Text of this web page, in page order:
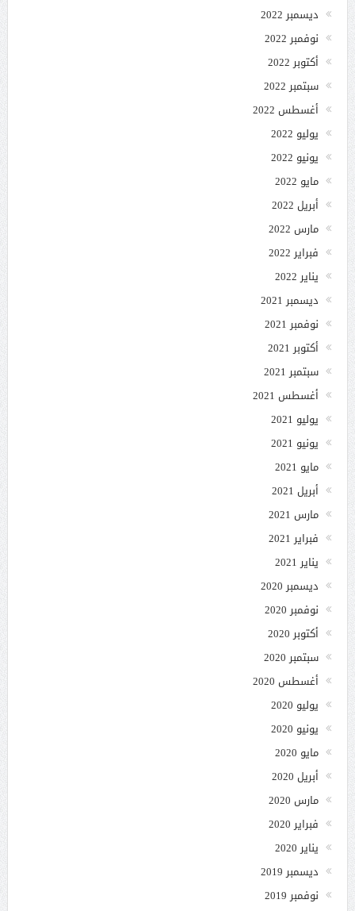
ديسمبر 2022
نوفمبر 2022
أكتوبر 2022
سبتمبر 2022
أغسطس 2022
يوليو 2022
يونيو 2022
مايو 2022
أبريل 2022
مارس 2022
فبراير 2022
يناير 2022
ديسمبر 2021
نوفمبر 2021
أكتوبر 2021
سبتمبر 2021
أغسطس 2021
يوليو 2021
يونيو 2021
مايو 2021
أبريل 2021
مارس 2021
فبراير 2021
يناير 2021
ديسمبر 2020
نوفمبر 2020
أكتوبر 2020
سبتمبر 2020
أغسطس 2020
يوليو 2020
يونيو 2020
مايو 2020
أبريل 2020
مارس 2020
فبراير 2020
يناير 2020
ديسمبر 2019
نوفمبر 2019